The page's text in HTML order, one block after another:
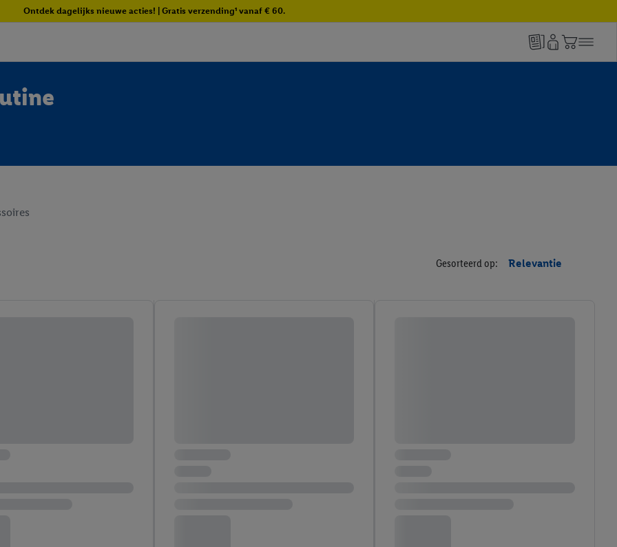
Ontdek dagelijks nieuwe acties! | Gratis verzending¹ vanaf € 60.
Gesorteerd op: Relevantie